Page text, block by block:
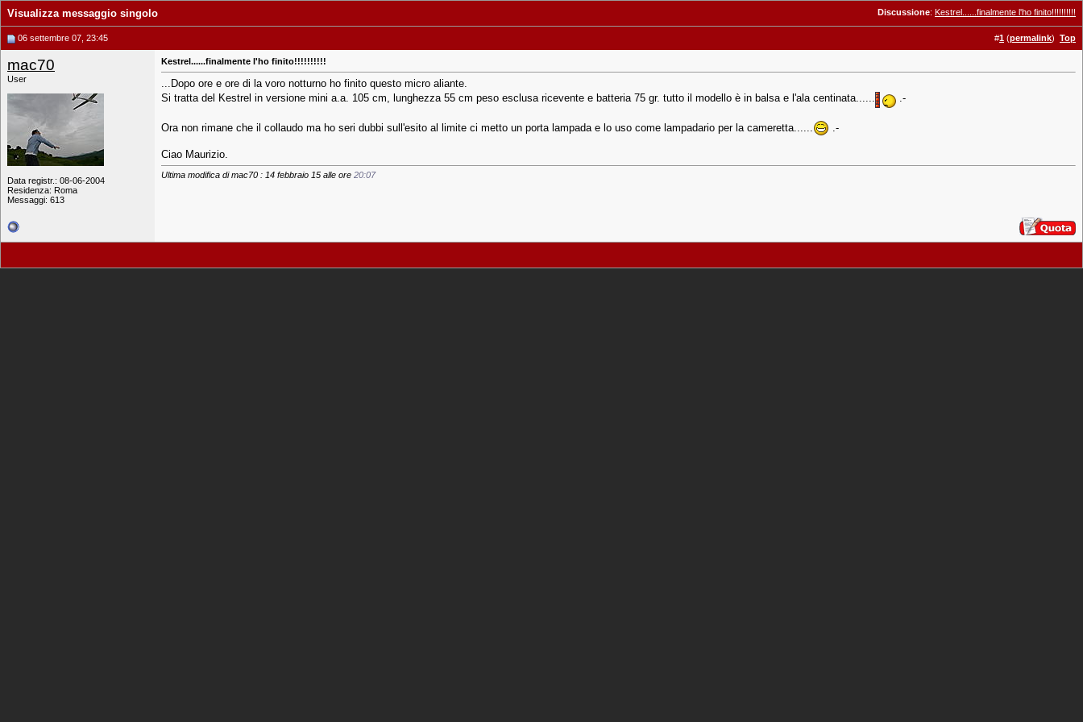
Discussione: Kestrel......finalmente l'ho finito!!!!!!!!!!
Visualizza messaggio singolo
06 settembre 07, 23:45 #1 (permalink) Top
mac70
User
Data registr.: 08-06-2004
Residenza: Roma
Messaggi: 613
Kestrel......finalmente l'ho finito!!!!!!!!!!
...Dopo ore e ore di la voro notturno ho finito questo micro aliante.
Si tratta del Kestrel in versione mini a.a. 105 cm, lunghezza 55 cm peso esclusa ricevente e batteria 75 gr. tutto il modello è in balsa e l'ala centinata......
.-
Ora non rimane che il collaudo ma ho seri dubbi sull'esito al limite ci metto un porta lampada e lo uso come lampadario per la cameretta...... .-
Ciao Maurizio.
Ultima modifica di mac70 : 14 febbraio 15 alle ore 20:07